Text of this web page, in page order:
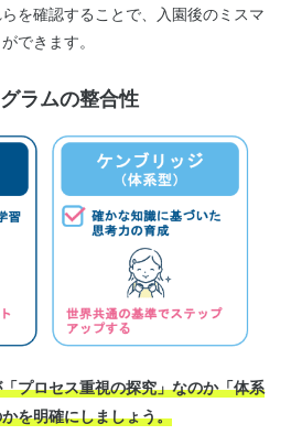
を確認することで、入園後のミスマ
できます。
ラムの整合性
プロセス重視の探究」なのか「体系
を明確にしましょう。